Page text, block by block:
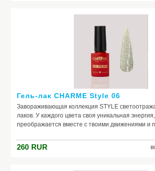
Гель-лак CHARME Style 06
Завораживающая коллекция STYLE
лаков. У каждого цвета своя уникальная
преображается вместе с твоими движениями и
помогут тебе создать незабываемые образы.
комфортная консистенция большое количество
260 RUR